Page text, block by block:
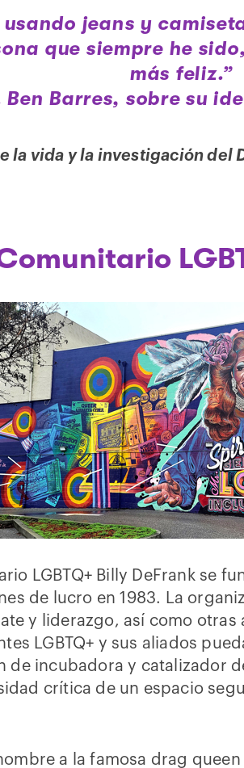
usando jeans y
que siempre he
más feliz.”
Ben Barres, sobre su
la vida y la investigación del
LGBTQ+ Billy DeFrank se
de lucro en 1983. La
y liderazgo, así como otras
LGBTQ+ y sus aliados
de incubadora y catalizador
crítica de un espacio
a la famosa drag